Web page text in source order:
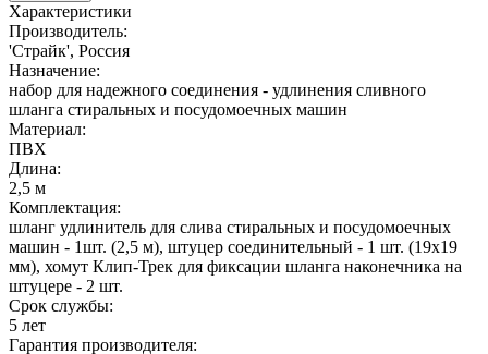
Характеристики
Производитель:
'Страйк', Россия
Назначение:
набор для надежного соединения - удлинения сливного
шланга стиральных и посудомоечных машин
Материал:
ПВХ
Длина:
2,5 м
Комплектация:
шланг удлинитель для слива стиральных и посудомоечных
машин - 1шт. (2,5 м), штуцер соединительный - 1 шт. (19х19
мм), хомут Клип-Трек для фиксации шланга наконечника на
штуцере - 2 шт.
Срок службы:
5 лет
Гарантия производителя: